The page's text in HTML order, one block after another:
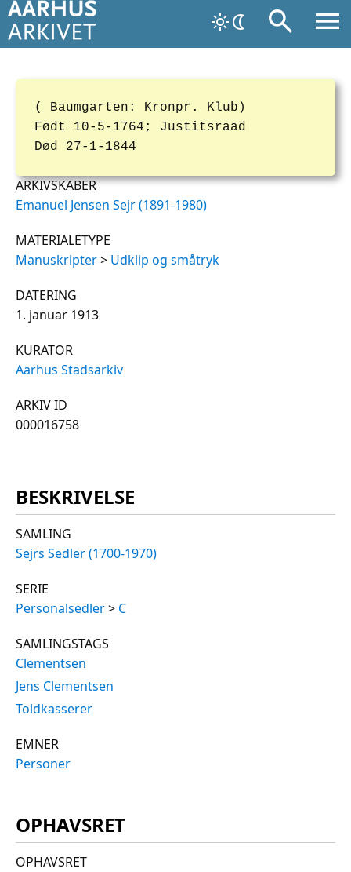
( Baumgarten: Kronpr. Klub)
Født 10-5-1764; Justitsraad
Død 27-1-1844
ARKIVSKABER
Emanuel Jensen Sejr (1891-1980)
MATERIALETYPE
Manuskripter> Udklip og småtryk
DATERING
1. januar 1913
KURATOR
Aarhus Stadsarkiv
ARKIV ID
000016758
BESKRIVELSE
SAMLING
Sejrs Sedler (1700-1970)
SERIE
Personalsedler> C
SAMLINGSTAGS
Clementsen
Jens Clementsen
Toldkasserer
EMNER
Personer
OPHAVSRET
OPHAVSRET